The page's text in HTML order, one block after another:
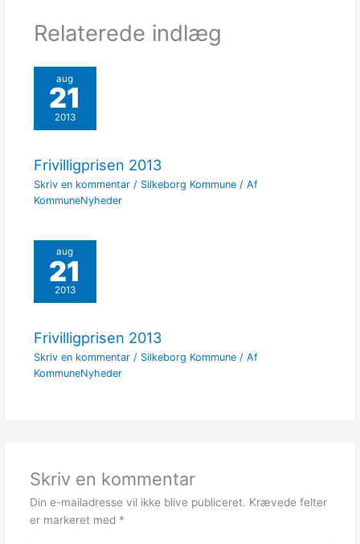
Relaterede indlæg
aug
21
2013
Frivilligprisen 2013
Skriv en kommentar / Silkeborg Kommune/ Af
KommuneNyheder
aug
21
2013
Frivilligprisen 2013
Skriv en kommentar / Silkeborg Kommune/ Af
KommuneNyheder
Skriv en kommentar
Din e-mailadresse vil ikke blive publiceret. Krævede felter
er markeret med *